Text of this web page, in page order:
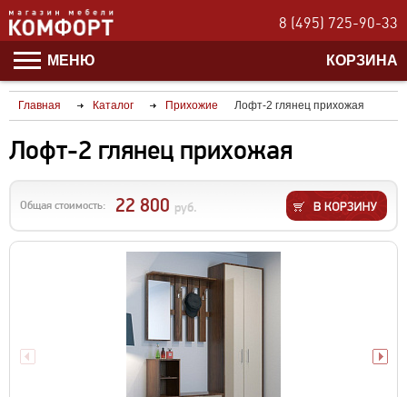
8 (495) 725-90-33
МЕНЮ КОРЗИНА
Главная Каталог Прихожие Лофт-2 глянец прихожая
Лофт-2 глянец прихожая
Общая стоимость: 22 800 руб.